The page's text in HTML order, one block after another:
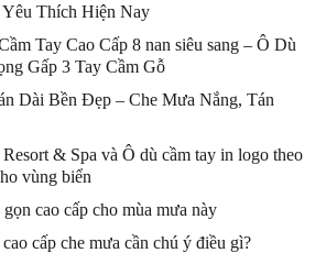
Thích Hiện Nay
Tay Cao Cấp 8 nan siêu sang – Ô Dù
Gấp 3 Tay Cầm Gỗ
Dài Bền Đẹp – Che Mưa Nắng, Tán
& Spa và Ô dù cầm tay in logo theo
vùng biển
cao cấp cho mùa mưa này
cấp che mưa cần chú ý điều gì?